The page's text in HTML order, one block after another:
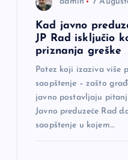
Kad javno
JP Rad isključio
priznanja greške
Potez koji izaziva više
saopštenje – zašto
javno postavljaju
Javno preduzeće Rad
saopštenje u kojem…